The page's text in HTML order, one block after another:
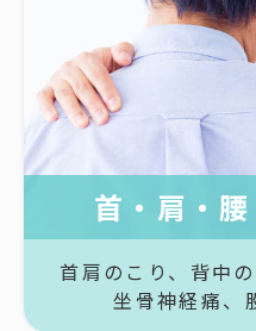
首・肩・
首肩のこり、 背中の
坐骨神経痛、